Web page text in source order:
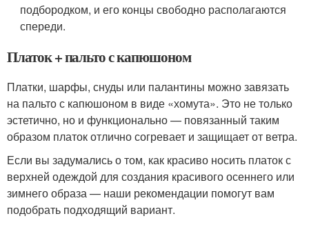
подбородком, и его концы свободно располагаются
спереди.
Платок + пальто с капюшоном
Платки, шарфы, снуды или палантины можно завязать
на пальто с капюшоном в виде «хомута». Это не только
эстетично, но и функционально — повязанный таким
образом платок отлично согревает и защищает от ветра.
Если вы задумались о том, как красиво носить платок с
верхней одеждой для создания красивого осеннего или
зимнего образа — наши рекомендации помогут вам
подобрать подходящий вариант.